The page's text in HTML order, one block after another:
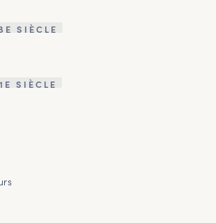
SIÈCLE
SIÈCLE